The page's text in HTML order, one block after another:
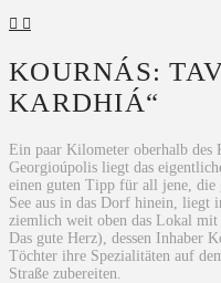
KOURNÁS:
KARDHIÁ“
Ein paar Kilometer oberhalb des
Georgioúpolis liegt das
einen guten Tipp für all jene, die
See aus in das Dorf hinein, liegt
ziemlich weit oben das Lokal
Das gute Herz), dessen Inhaber
Töchter ihre Spezialitäten auf
Straße zubereiten.